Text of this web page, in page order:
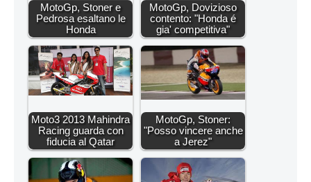
MotoGp, Stoner e
Pedrosa esaltano le
Honda
MotoGp, Dovizioso
contento: "Honda é
gia' competitiva"
Moto3 2013 Mahindra
Racing guarda con
fiducia al Qatar
MotoGp, Stoner:
"Posso vincere anche
a Jerez"